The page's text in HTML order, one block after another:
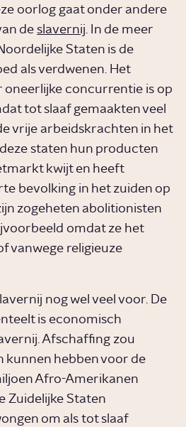
oorlog gaat onder andere
deslavernij . In de meer
Staten is de
als verdwenen. Het
oneerlijke concurrentie is op
tot slaaf gemaakten veel
vrije arbeidskrachten in het
staten hun producten
kwijt en heeft
bevolking in het zuiden op
zogeheten abolitionisten
omdat ze het
vanwege religieuze
nog wel veel voor. De
is economisch
Afschaffing zou
kunnen hebben voor de
Afro-Amerikanen
Zuidelijke Staten
om als tot slaaf